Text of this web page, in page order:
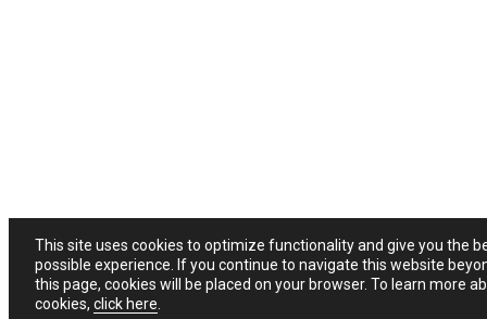
This site uses cookies to optimize functionality and give you the
possible experience. If you continue to navigate this website
this page, cookies will be placed on your browser. To learn more
cookies, click here